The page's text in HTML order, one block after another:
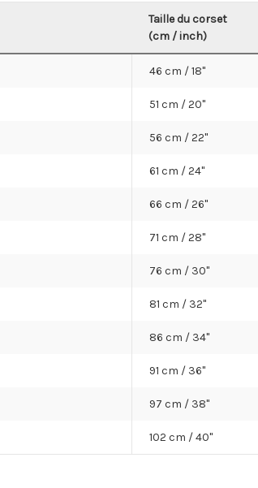
Taille du corset
(cm /inch)
46 cm / 18"
51 cm / 20"
56 cm / 22"
61 cm / 24"
66 cm / 26"
71 cm / 28"
76 cm / 30"
81 cm / 32"
86 cm / 34"
91 cm / 36"
97 cm / 38"
102 cm / 40"